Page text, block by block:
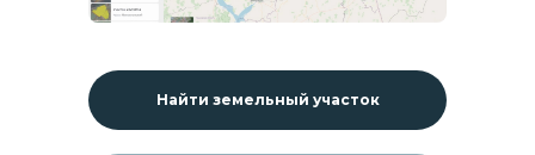
Найти земельный участок